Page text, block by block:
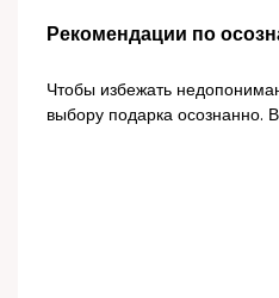
Рекомендации по
Чтобы избежать
выбору подарка осознанно.